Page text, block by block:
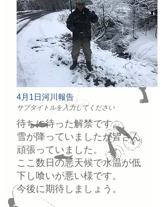
4月1日河川報告
サブタイトルを入力してください
待ちに待った解禁です。
雪が降っていましたが皆さん
頑張っていました。
ここ数日の悪天候で水温が低
下し喰いが悪い様です。
今後に期待しましょう。